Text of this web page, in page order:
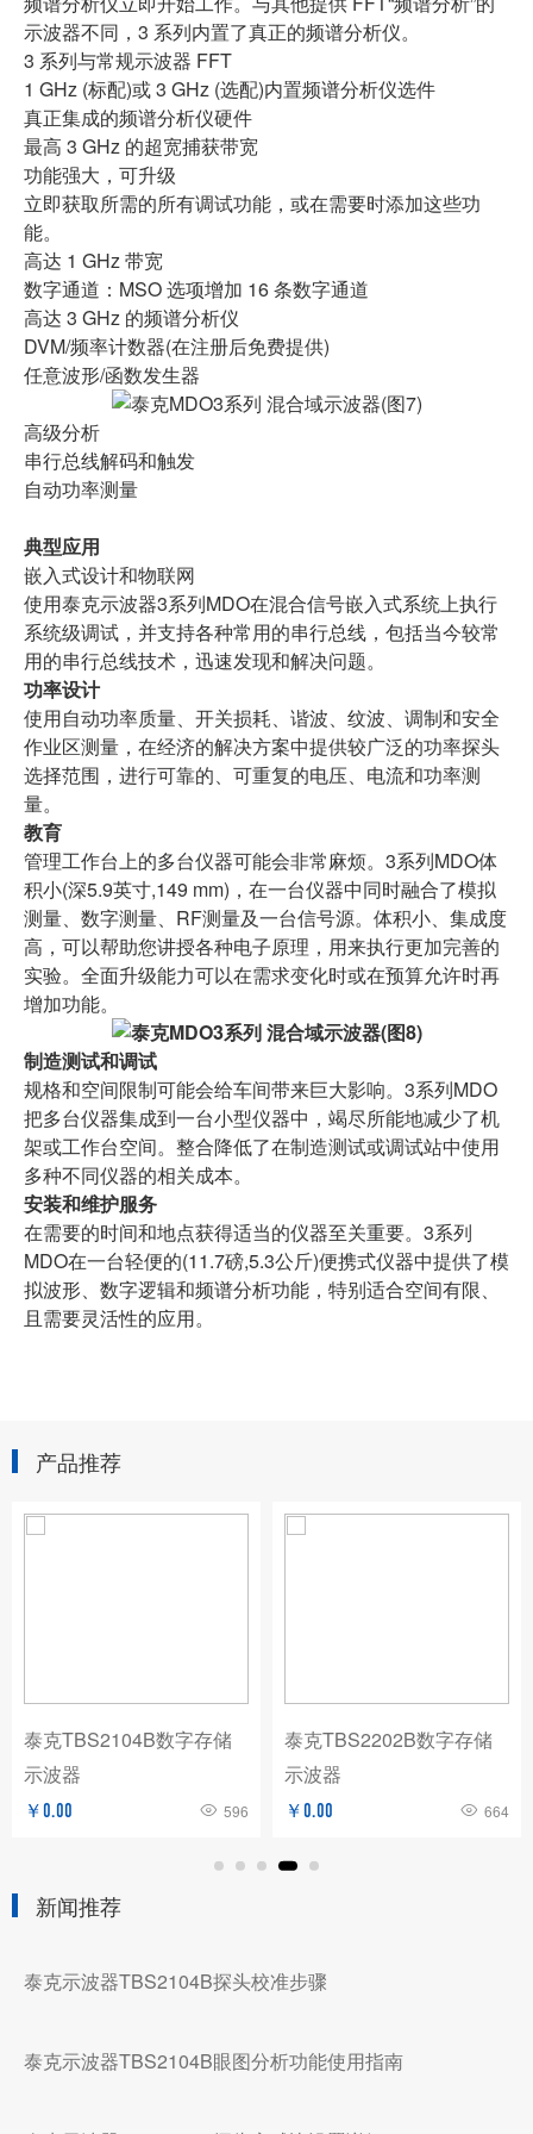
示波器不同，3 系列内置了真正的频谱分析仪。
3 系列与常规示波器 FFT
1 GHz (标配)或 3 GHz (选配)内置频谱分析仪选件
真正集成的频谱分析仪硬件
最高 3 GHz 的超宽捕获带宽
功能强大，可升级
立即获取所需的所有调试功能，或在需要时添加这些功
能。
高达 1 GHz 带宽
数字通道：MSO 选项增加 16 条数字通道
高达 3 GHz 的频谱分析仪
DVM/频率计数器(在注册后免费提供)
任意波形/函数发生器
高级分析
串行总线解码和触发
自动功率测量
典型应用
嵌入式设计和物联网
使用泰克示波器3系列MDO在混合信号嵌入式系统上执行
系统级调试，并支持各种常用的串行总线，包括当今较常
用的串行总线技术，迅速发现和解决问题。
功率设计
使用自动功率质量、开关损耗、谐波、纹波、调制和安全
作业区测量，在经济的解决方案中提供较广泛的功率探头
选择范围，进行可靠的、可重复的电压、电流和功率测
量。
教育
管理工作台上的多台仪器可能会非常麻烦。3系列MDO体
积小(深5.9英寸,149 mm)，在一台仪器中同时融合了模拟
测量、数字测量、RF测量及一台信号源。体积小、集成度
高，可以帮助您讲授各种电子原理，用来执行更加完善的
实验。全面升级能力可以在需求变化时或在预算允许时再
增加功能。
制造测试和调试
规格和空间限制可能会给车间带来巨大影响。3系列MDO
把多台仪器集成到一台小型仪器中，竭尽所能地减少了机
架或工作台空间。整合降低了在制造测试或调试站中使用
多种不同仪器的相关成本。
安装和维护服务
在需要的时间和地点获得适当的仪器至关重要。3系列
MDO在一台轻便的(11.7磅,5.3公斤)便携式仪器中提供了模
拟波形、数字逻辑和频谱分析功能，特别适合空间有限、
且需要灵活性的应用。
产品推荐
泰克TBS2104B数字存储
示波器
￥0.00 596
泰克TBS2202B数字存储
示波器
￥0.00 664
新闻推荐
泰克示波器TBS2104B探头校准步骤
泰克示波器TBS2104B眼图分析功能使用指南